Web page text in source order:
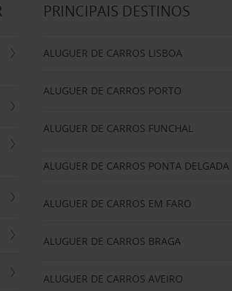
PRINCIPAIS DESTINOS
ALUGUER DE CARROS LISBOA
ALUGUER DE CARROS PORTO
ALUGUER DE CARROS FUNCHAL
ALUGUER DE CARROS PONTA DELGADA
ALUGUER DE CARROS EM FARO
ALUGUER DE CARROS BRAGA
ALUGUER DE CARROS AVEIRO